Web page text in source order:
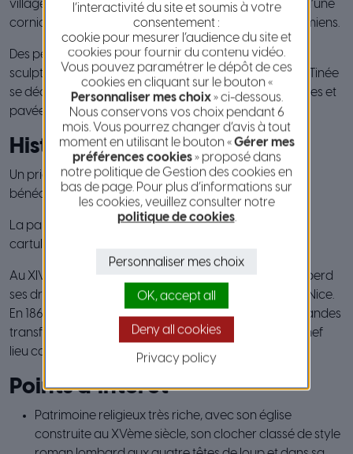
village blotti dans un méandre de la rivière au terme d’une
corniche pittoresque taillée dans schistes rouges permiens.
Des pertusés, des lavoirs, des fontaines, des linteaux
sculptés sur les portes des maisons, Saint Sauveur sur Tinée
se découvre en musardant le long de ses ruelles étroites et
pavées.
Historique
Un prieuré fondé ver le VIème siècle par des moines
bénédictins serait à l’origine du village.
La paroisse est mentionnée au XIIème siècle dans le
cartulaire de la cathédrale de Nice.
Au XIVème siècle, Pierre Balb, seigneur de St Sauveur perd
ses droits et le comte de Savoie s’empare du pays de Nice.
En 1860, St Sauveur est rattachée à la France et de grandes
transformations arrivent liées au rétablissement du chef
lieu canton.
Points d’intérêt
Patrimoine religieux très riche, avec son église
construite au XVème siècle, son clocher classé de style
l’interactivité du site et soumis à votre
consentement :
cookie pour mesurer l’audience du site et
cookies pour fournir du contenu vidéo.
Vous pouvez paramétrer le dépôt de ces
cookies en cliquant sur le bouton «
Personnaliser mes choix» ci-dessous.
Nous conservons vos choix pendant 6
mois. Vous pourrez changer d’avis à tout
moment en utilisant le bouton «Gérer mes
préférences cookies» proposé dans
notre politique de Gestion des cookies en
bas de page. Pour plus d’informations sur
les cookies, veuillez consulter notre
politique de cookies.
Personnaliser mes choix
OK, accept all
Deny all cookies
Privacy policy